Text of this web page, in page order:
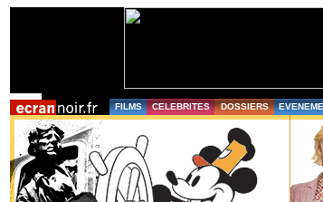
FILMS CELEBRITES DOSSIERS